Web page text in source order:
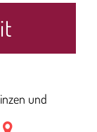
und